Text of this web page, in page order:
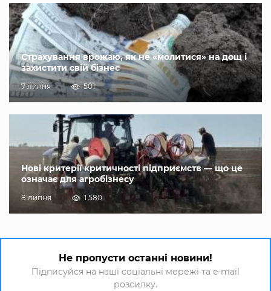
Страхування врожаю, як не «молитися» на дощ і
захистити свій бізнес
7 липня 501
Нові критерії критичності підприємств — що це
означає для агробізнесу
8 липня 1 580
Не пропусти останні новини!
Підписуйся на наші соціальні мережі та e-mail
розсилку.